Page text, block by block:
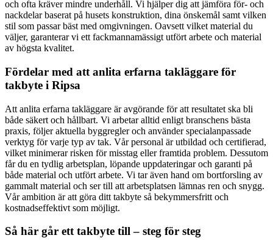
och ofta kräver mindre underhåll. Vi hjälper dig att jämföra för- och
nackdelar baserat på husets konstruktion, dina önskemål samt vilken
stil som passar bäst med omgivningen. Oavsett vilket material du
väljer, garanterar vi ett fackmannamässigt utfört arbete och material
av högsta kvalitet.
Fördelar med att anlita erfarna takläggare för
takbyte i Ripsa
Att anlita erfarna takläggare är avgörande för att resultatet ska bli
både säkert och hållbart. Vi arbetar alltid enligt branschens bästa
praxis, följer aktuella byggregler och använder specialanpassade
verktyg för varje typ av tak. Vår personal är utbildad och certifierad,
vilket minimerar risken för misstag eller framtida problem. Dessutom
får du en tydlig arbetsplan, löpande uppdateringar och garanti på
både material och utfört arbete. Vi tar även hand om bortforsling av
gammalt material och ser till att arbetsplatsen lämnas ren och snygg.
Vår ambition är att göra ditt takbyte så bekymmersfritt och
kostnadseffektivt som möjligt.
Så här går ett takbyte till – steg för steg